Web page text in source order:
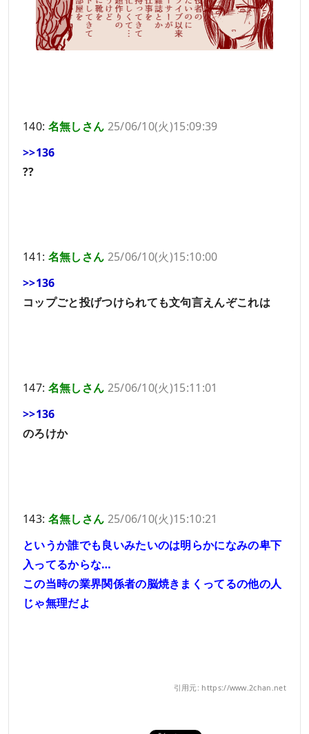
140: 名無しさん 25/06/10(火)15:09:39
>>136
??
141: 名無しさん 25/06/10(火)15:10:00
>>136
コップごと投げつけられても文句言えんぞこれは
147: 名無しさん 25/06/10(火)15:11:01
>>136
のろけか
143: 名無しさん 25/06/10(火)15:10:21
というか誰でも良いみたいのは明らかになみの卑下
入ってるからな…
この当時の業界関係者の脳焼きまくってるの他の人
じゃ無理だよ
引用元: https://www.2chan.net